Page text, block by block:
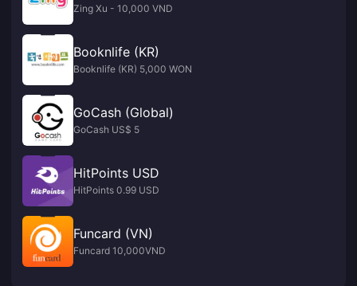
Zing Xu - 10,000 VND
Booknlife (KR)
Booknlife (KR) 5,000 WON
GoCash (Global)
GoCash US$ 5
HitPoints USD
HitPoints 0.99 USD
Funcard (VN)
Funcard 10,000VND